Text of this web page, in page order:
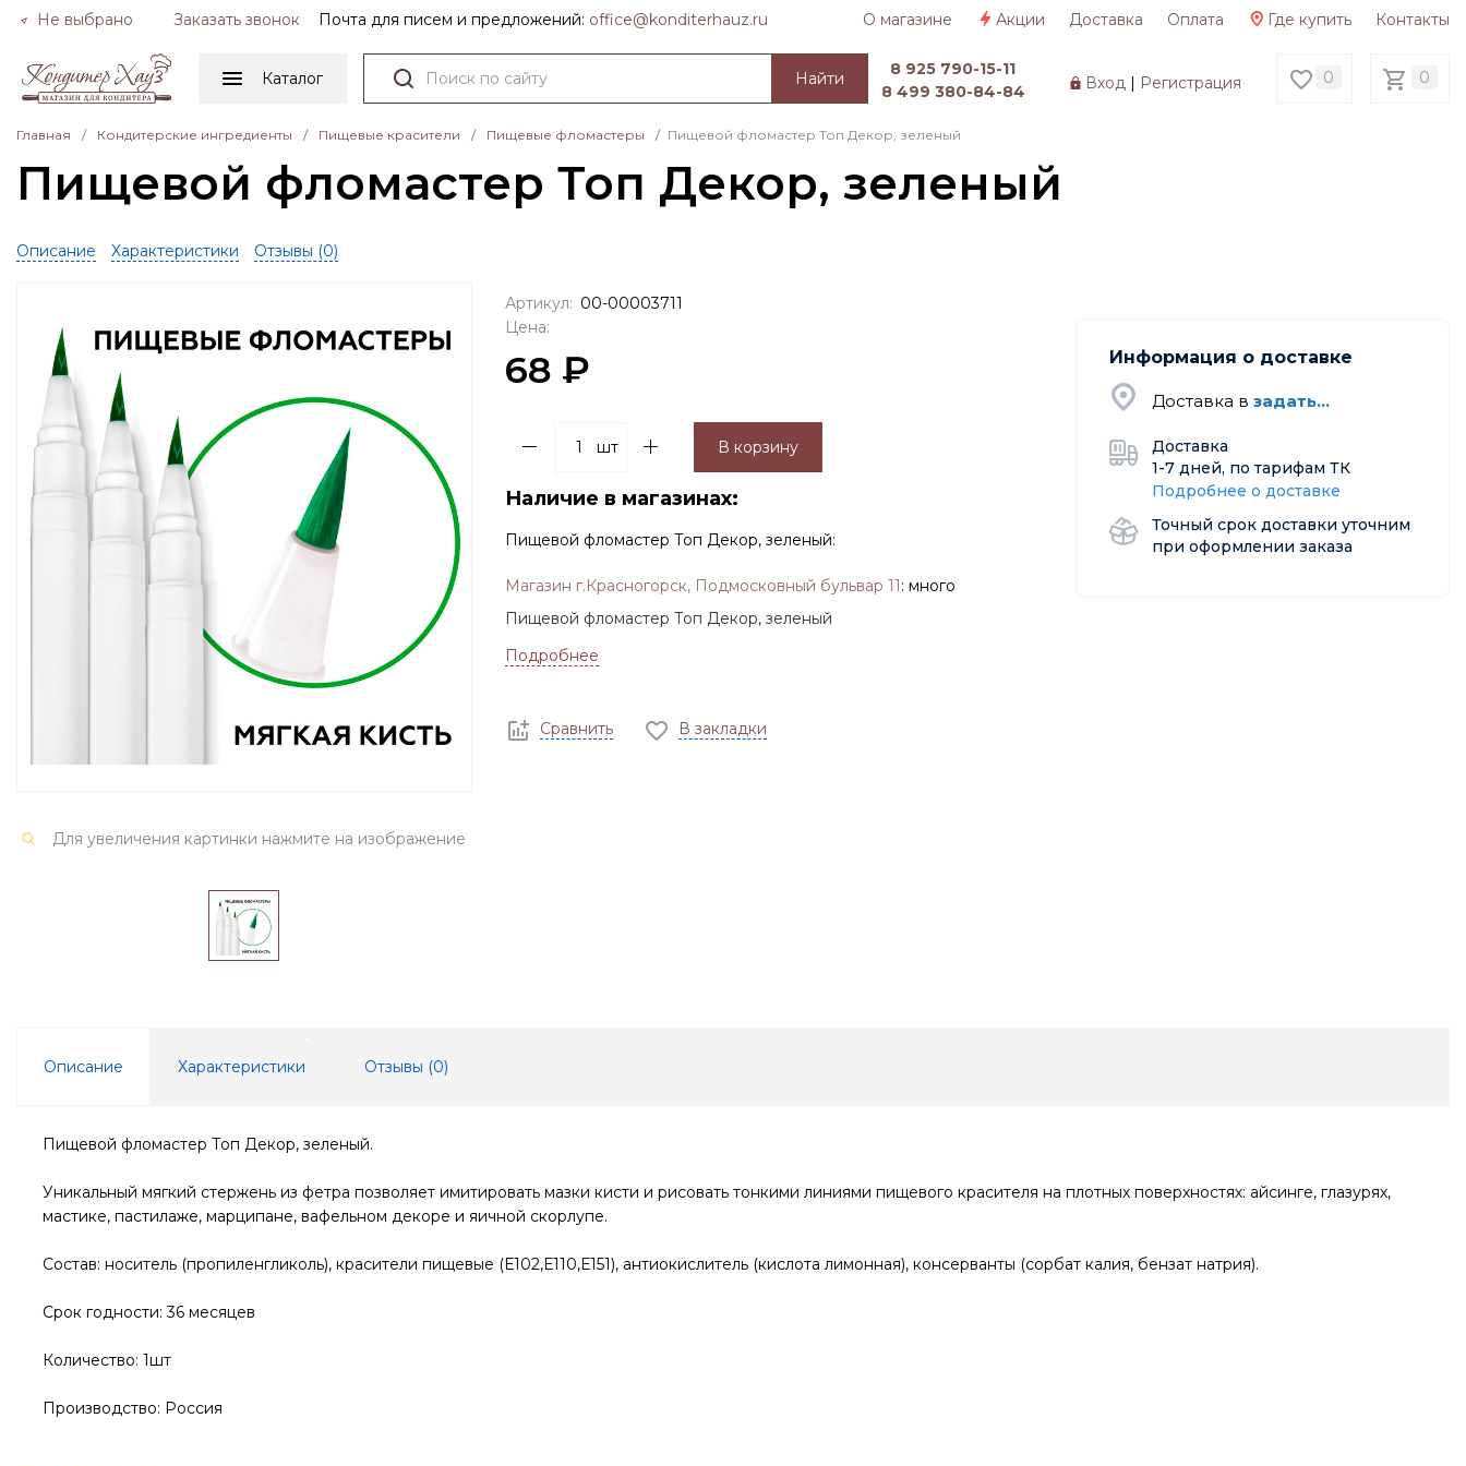
Не выбрано Заказать звонок Почта для писем и предложений: officе@konditerhauz.ru О магазине Акции Доставка Оплата Где купить Контакты
Каталог Вход| Регистрация 0 0
Найти
8 925 790-15-11
8 499 380-84-84
Главная / Кондитерские ингредиенты / Пищевые красители / Пищевые фломастеры / Пищевой фломастер Топ Декор, зеленый
Пищевой фломастер Топ Декор, зеленый
Описание Характеристики Отзывы (0)
Для увеличения картинки нажмите на изображение
Артикул: 00-00003711
Цена:
68 ₽
шт В корзину
Наличие в магазинах:
Пищевой фломастер Топ Декор, зеленый:
Магазин г.Красногорск, Подмосковный бульвар 11: много
Информация о доставке
Доставка в задать...
Доставка
1-7 дней, по тарифам ТК
Подробнее о доставке
Точный срок доставки уточним
при оформлении заказа
Пищевой фломастер Топ Декор, зеленый
Подробнее
Сравнить В закладки
Описание Характеристики Отзывы (0)
Пищевой фломастер Топ Декор, зеленый.
Уникальный мягкий стержень из фетра позволяет имитировать мазки кисти и рисовать тонкими линиями пищевого красителя на плотных поверхностях: айсинге, глазурях,
мастике, пастилаже, марципане, вафельном декоре и яичной скорлупе.
Состав: носитель (пропиленгликоль), красители пищевые (Е102,Е110,Е151), антиокислитель (кислота лимонная), консерванты (сорбат калия, бензат натрия).
Срок годности: 36 месяцев
Количество: 1шт
Производство: Россия